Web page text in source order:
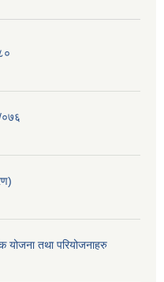
०७६
तथा परियोजनाहरु